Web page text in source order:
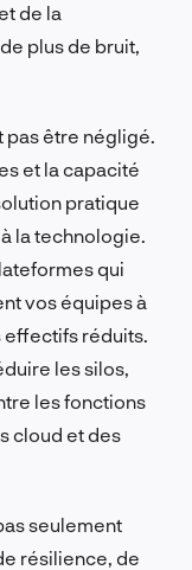
de la
plus de bruit,
être négligé.
et la capacité
pratique
la technologie.
qui
vos équipes à
réduits.
les silos,
les fonctions
cloud et des
seulement
résilience, de